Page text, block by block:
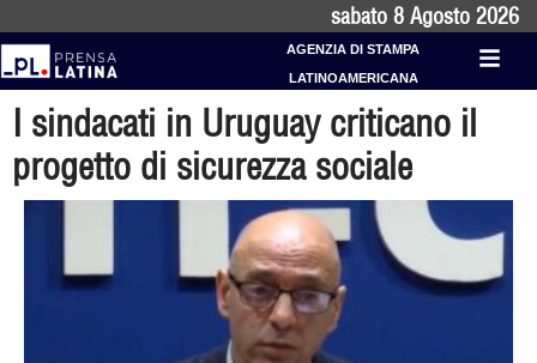
sabato 8 Agosto 2026
AGENZIA DI STAMPA
LATINOAMERICANA
I sindacati in Uruguay criticano il
progetto di sicurezza sociale